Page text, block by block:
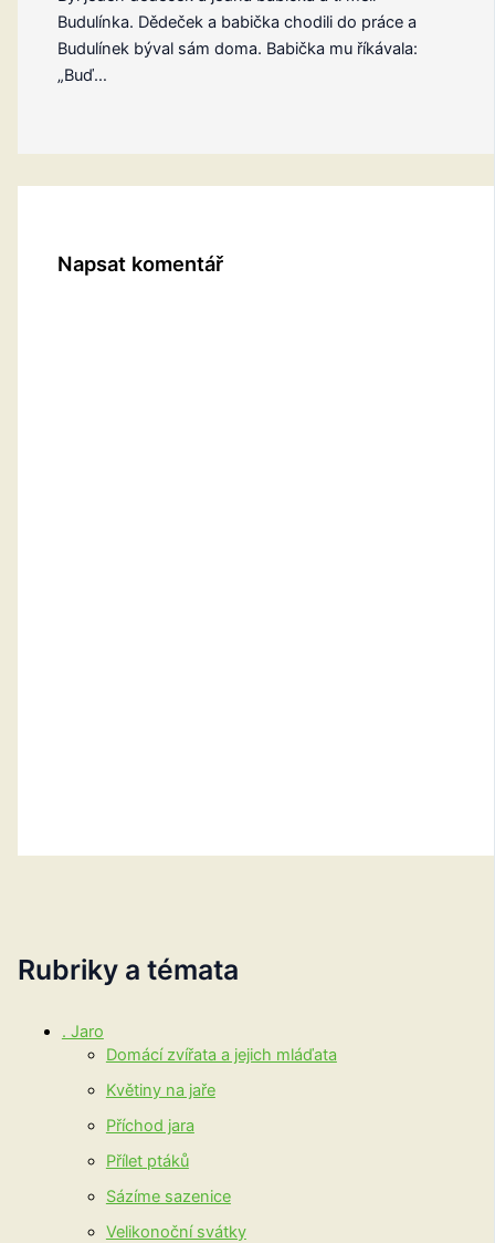
Rubriky a témata
. Jaro
Domácí zvířata a jejich mláďata
Květiny na jaře
Příchod jara
Přílet ptáků
Sázíme sazenice
Velikonoční svátky
Budulínka. Dědeček a babička chodili do práce a
Budulínek býval sám doma. Babička mu říkávala:
„Buď…
Napsat komentář